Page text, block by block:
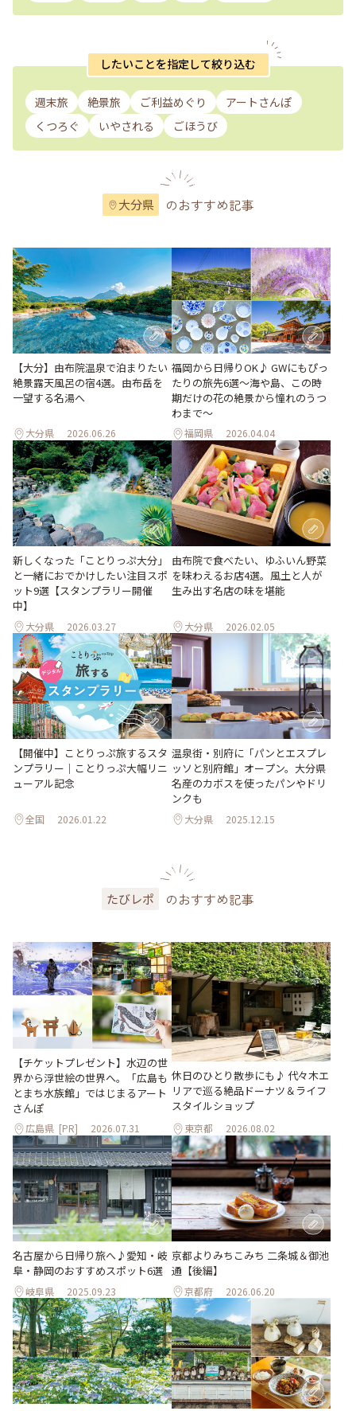
したいことを指定して絞り込む
週末旅 絶景旅 ご利益めぐり
アートさんぽ
くつろぐ
いやされる ごほうび
大分県 のおすすめ記事
【大分】由布院温泉で泊まりたい
絶景露天風呂の宿4選。由布岳を
一望する名湯へ
大分県 2026.06.26
福岡から日帰りOK♪ GWにもぴっ
たりの旅先6選〜海や島、この時
期だけの花の絶景から憧れのうつ
わまで〜
福岡県 2026.04.04
新しくなった「ことりっぷ大分」
と一緒におでかけしたい注目スポ
ット9選【スタンプラリー開催
中】
大分県 2026.03.27
由布院で食べたい、ゆふいん野菜
を味わえるお店4選。風土と人が
生み出す名店の味を堪能
大分県 2026.02.05
【開催中】ことりっぷ旅するスタ
ンプラリー｜ことりっぷ大幅リニ
ューアル記念
全国 2026.01.22
温泉街・別府に「パンとエスプレ
ッソと別府館」オープン。大分県
名産のカボスを使ったパンやドリ
ンクも
大分県 2025.12.15
たびレポ のおすすめ記事
【チケットプレゼント】水辺の世
界から浮世絵の世界へ。「広島も
とまち水族館」ではじまるアート
さんぽ
広島県 [PR] 2026.07.31
休日のひとり散歩にも♪ 代々木エ
リアで巡る絶品ドーナツ＆ライフ
スタイルショップ
東京都 2026.08.02
名古屋から日帰り旅へ♪愛知・岐
阜・静岡のおすすめスポット6選
岐阜県 2025.09.23
京都よりみちこみち 二条城＆御池
通【後編】
京都府 2026.06.20